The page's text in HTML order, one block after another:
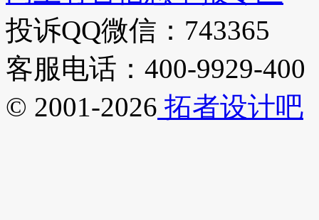
投诉QQ微信：743365
客服电话：400-9929-400
© 2001-2026 拓者设计吧